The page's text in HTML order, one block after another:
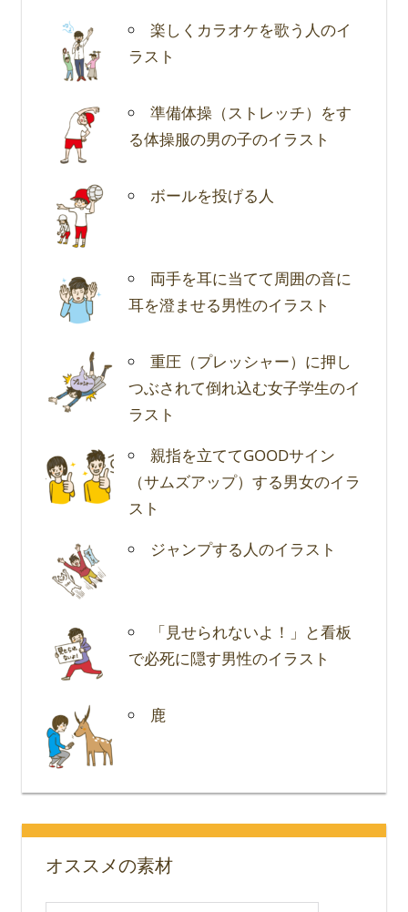
楽しくカラオケを歌う人のイ
ラスト
準備体操（ストレッチ）をす
る体操服の男の子のイラスト
ボールを投げる人
両手を耳に当てて周囲の音に
耳を澄ませる男性のイラスト
重圧（プレッシャー）に押し
つぶされて倒れ込む女子学生のイ
ラスト
親指を立ててGOODサイン
（サムズアップ）する男女のイラ
スト
ジャンプする人のイラスト
「見せられないよ！」と看板
で必死に隠す男性のイラスト
鹿
オススメの素材